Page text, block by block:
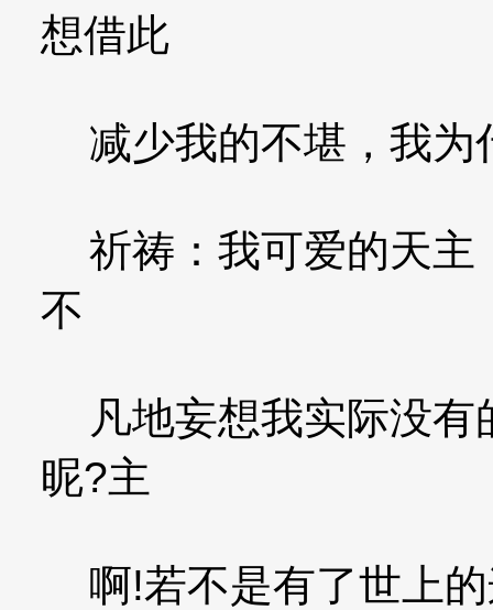
想借此
减少我的不堪，我为
祈祷：我可爱的天主
不
凡地妄想我实际没有
昵?主
啊!若不是有了世上的